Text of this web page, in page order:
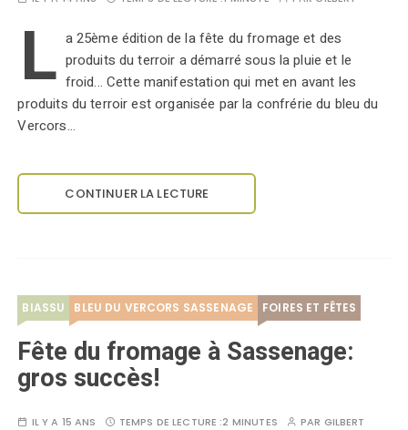
L a 25ème édition de la fête du fromage et des
produits du terroir a démarré sous la pluie et le
froid... Cette manifestation qui met en avant les
produits du terroir est organisée par la confrérie du bleu du
Vercors…
CONTINUER LA LECTURE
BIASSU BLEU DU VERCORS SASSENAGE FOIRES ET FÊTES
Fête du fromage à Sassenage:
gros succès!
IL Y A 15 ANS TEMPS DE LECTURE :2 MINUTES PAR GILBERT